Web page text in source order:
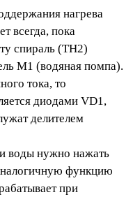
нагрева
всегда, пока
спираль (TH2)
M1 (водяная помпа).
тока, то
диодами VD1,
делителем
воды нужно нажать
функцию
при